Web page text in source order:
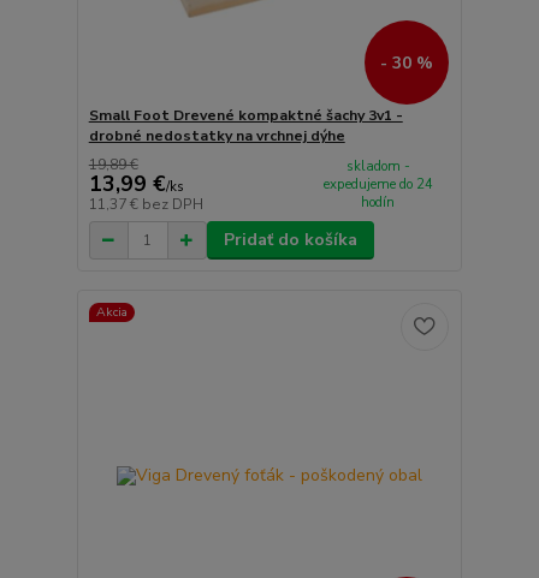
- 30 %
Small Foot Drevené kompaktné šachy 3v1 -
drobné nedostatky na vrchnej dýhe
19,89 €
13,99 €/ks
11,37 € bez DPH
skladom -
expedujeme do 24
hodín
Pridať do košíka
Akcia